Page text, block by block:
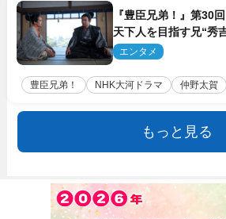
『豊臣兄弟！』第30回
天下人を目指す兄“秀
議”へ
エンタメ
豊臣兄弟！ NHK大河ドラマ 仲野太賀
もっと見る